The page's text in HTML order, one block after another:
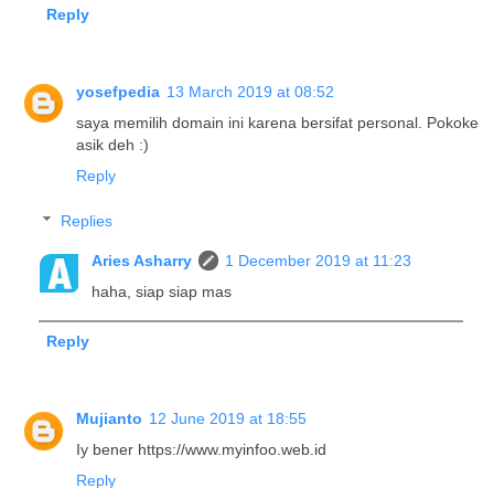
Reply
yosefpedia 13 March 2019 at 08:52
saya memilih domain ini karena bersifat personal. Pokoke
asik deh :)
Reply
Replies
Aries Asharry
1 December 2019 at 11:23
haha, siap siap mas
Reply
Mujianto 12 June 2019 at 18:55
Iy bener https://www.myinfoo.web.id
Reply